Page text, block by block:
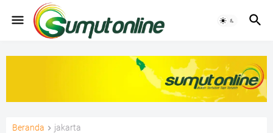
Beranda jakarta